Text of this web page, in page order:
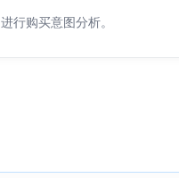
进行购买意图分析。